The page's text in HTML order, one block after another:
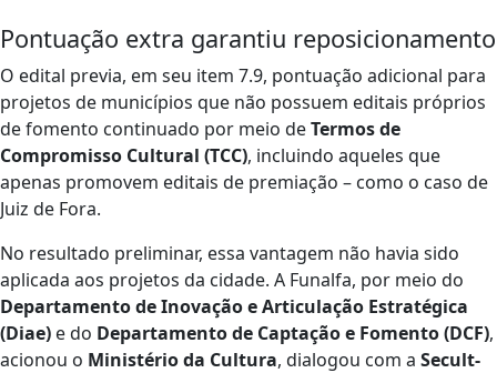
Pontuação extra garantiu reposicionamento
O edital previa, em seu item 7.9, pontuação adicional para
projetos de municípios que não possuem editais próprios
de fomento continuado por meio deTermos de
Compromisso Cultural (TCC), incluindo aqueles que
apenas promovem editais de premiação – como o caso de
Juiz de Fora.
No resultado preliminar, essa vantagem não havia sido
aplicada aos projetos da cidade. A Funalfa, por meio do
Departamento de Inovação e Articulação Estratégica
(Diae) e do Departamento de Captação e Fomento (DCF),
acionou o Ministério da Cultura, dialogou com a Secult-